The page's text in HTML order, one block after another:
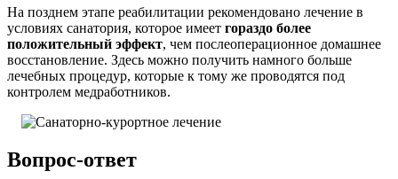
На позднем этапе реабилитации рекомендовано лечение в
условиях санатория, которое имеет гораздо более
положительный эффект, чем послеоперационное домашнее
восстановление. Здесь можно получить намного больше
лечебных процедур, которые к тому же проводятся под
контролем медработников.
Вопрос-ответ